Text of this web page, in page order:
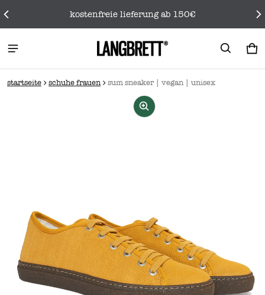
kostenfreie lieferung ab 150€
0
startseite schuhe frauen sum sneaker | vegan | unisex